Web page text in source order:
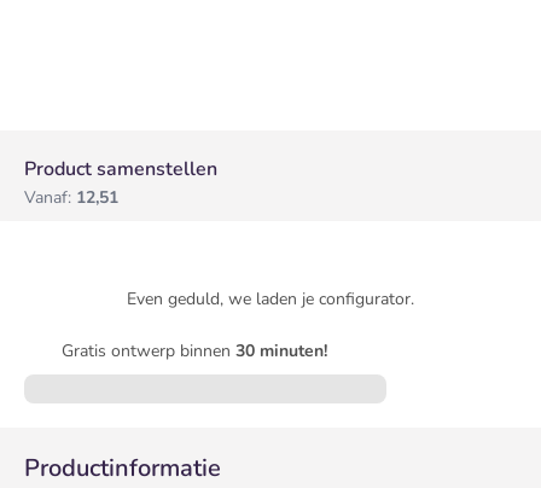
Product samenstellen
Vanaf: 12,51
Even geduld, we laden je configurator.
Gratis ontwerp binnen 30 minuten!
Productinformatie